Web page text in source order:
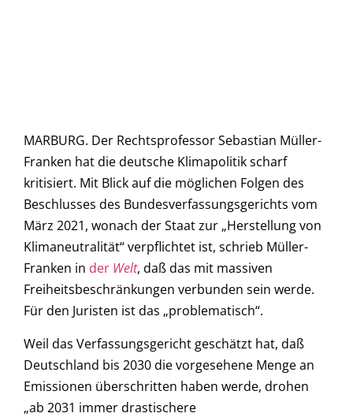
MARBURG. Der Rechtsprofessor Sebastian Müller-
Franken hat die deutsche Klimapolitik scharf
kritisiert. Mit Blick auf die möglichen Folgen des
Beschlusses des Bundesverfassungsgerichts vom
März 2021, wonach der Staat zur „Herstellung von
Klimaneutralität“ verpflichtet ist, schrieb Müller-
Franken in der Welt, daß das mit massiven
Freiheitsbeschränkungen verbunden sein werde.
Für den Juristen ist das „problematisch“.
Weil das Verfassungsgericht geschätzt hat, daß
Deutschland bis 2030 die vorgesehene Menge an
Emissionen überschritten haben werde, drohen
„ab 2031 immer drastischere